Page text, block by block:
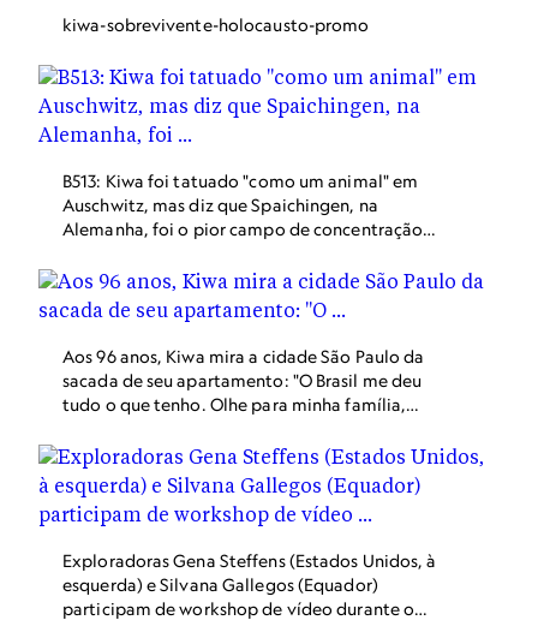
kiwa-sobrevivente-holocausto-promo
B513: Kiwa foi tatuado "como um animal" em
Auschwitz, mas diz que Spaichingen, na
Alemanha, foi o pior campo de concentração
Aos 96 anos, Kiwa mira a cidade São Paulo da
sacada de seu apartamento: "O Brasil me deu
tudo o que tenho. Olhe para minha família,
Exploradoras Gena Steffens (Estados Unidos, à
esquerda) e Silvana Gallegos (Equador)
participam de workshop de vídeo durante o